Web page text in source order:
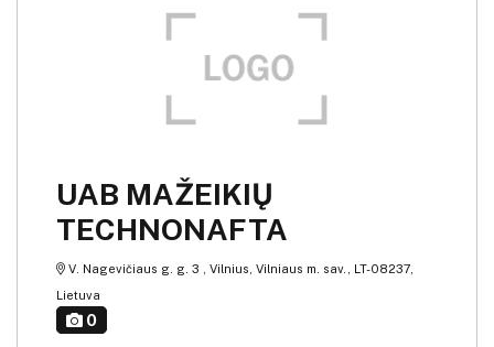
UAB MAŽEIKIŲ
TECHNONAFTA
V. Nagevičiaus g. g. 3 , Vilnius, Vilniaus m. sav., LT-08237,
Lietuva
0